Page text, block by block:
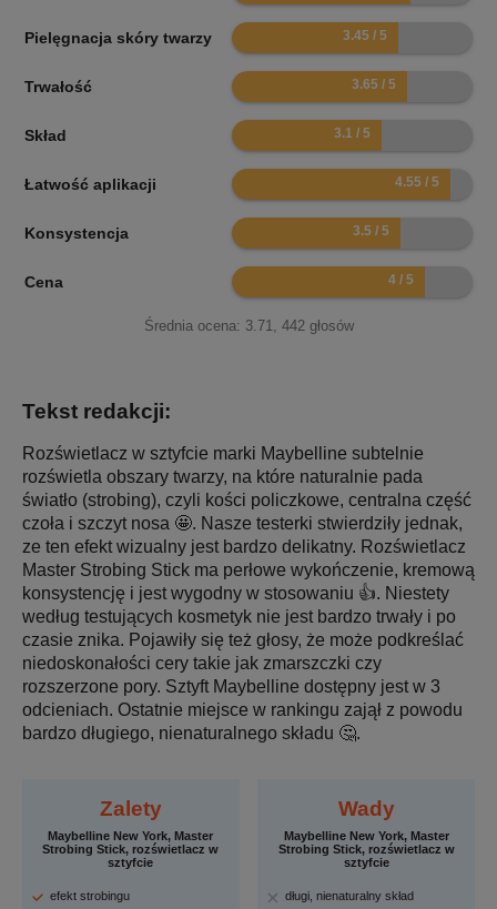
Pielęgnacja skóry twarzy 6.9
Trwałość 7.3
Skład 6.2
Łatwość aplikacji 9.1
Konsystencja 7
Cena 8
Średnia ocena: 3.71, 442głosów
Tekst redakcji:
Rozświetlacz w sztyfcie marki Maybelline subtelnie
rozświetla obszary twarzy, na które naturalnie pada
światło (strobing), czyli kości policzkowe, centralna część
czoła i szczyt nosa 🤩. Nasze testerki stwierdziły jednak,
ze ten efekt wizualny jest bardzo delikatny. Rozświetlacz
Master Strobing Stick ma perłowe wykończenie, kremową
konsystencję i jest wygodny w stosowaniu 👍. Niestety
według testujących kosmetyk nie jest bardzo trwały i po
czasie znika. Pojawiły się też głosy, że może podkreślać
niedoskonałości cery takie jak zmarszczki czy
rozszerzone pory. Sztyft Maybelline dostępny jest w 3
odcieniach. Ostatnie miejsce w rankingu zajął z powodu
bardzo długiego, nienaturalnego składu 🤔.
Zalety
Maybelline New York, Master
Strobing Stick, rozświetlacz w
sztyfcie
efekt strobingu
Wady
Maybelline New York, Master
Strobing Stick, rozświetlacz w
sztyfcie
długi, nienaturalny skład